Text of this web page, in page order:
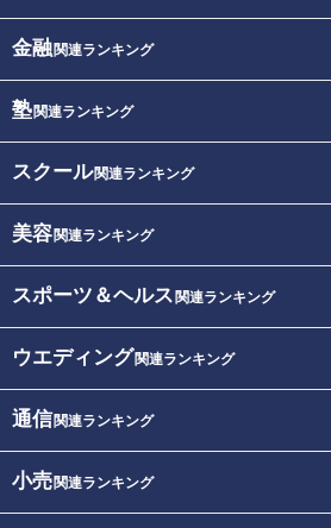
金融関連ランキング
塾関連ランキング
スクール関連ランキング
美容関連ランキング
スポーツ＆ヘルス 関連ランキング
ウエディング関連ランキング
通信関連ランキング
小売関連ランキング